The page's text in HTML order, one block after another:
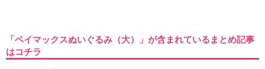
「ベイマックスぬいぐるみ（大）」が含まれているまとめ記事
はコチラ